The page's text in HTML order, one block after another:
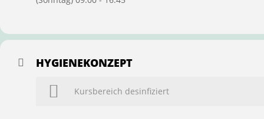
HYGIENEKONZEPT
Kursbereich desinfiziert